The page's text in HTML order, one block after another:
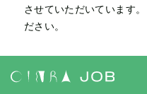
させていただいています
ださい。